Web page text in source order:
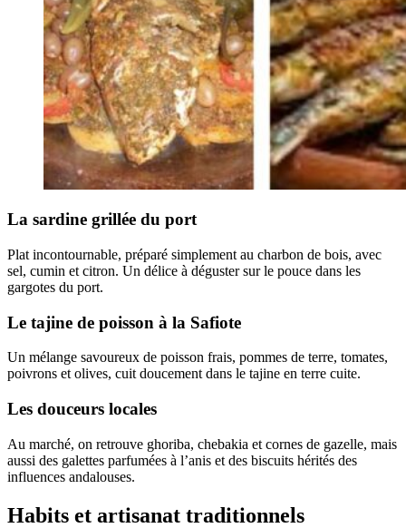
La sardine grillée du port
Plat incontournable, préparé simplement au charbon de bois, avec
sel, cumin et citron. Un délice à déguster sur le pouce dans les
gargotes du port.
Le tajine de poisson à la Safiote
Un mélange savoureux de poisson frais, pommes de terre, tomates,
poivrons et olives, cuit doucement dans le tajine en terre cuite.
Les douceurs locales
Au marché, on retrouve ghoriba, chebakia et cornes de gazelle, mais
aussi des galettes parfumées à l’anis et des biscuits hérités des
influences andalouses.
Habits et artisanat traditionnels